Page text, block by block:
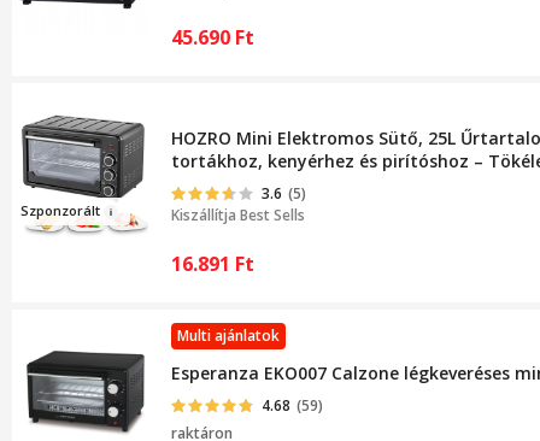
45.690 Ft
Szponzorált
HOZRO Mini Elektromos Sütő, 25L
tortákhoz, kenyérhez és pirítóshoz –
3.6 (5)
Kiszállítja Best Sells
16.891 Ft
Multi ajánlatok
Esperanza EKO007 Calzone légkeveréses
4.68 (59)
raktáron